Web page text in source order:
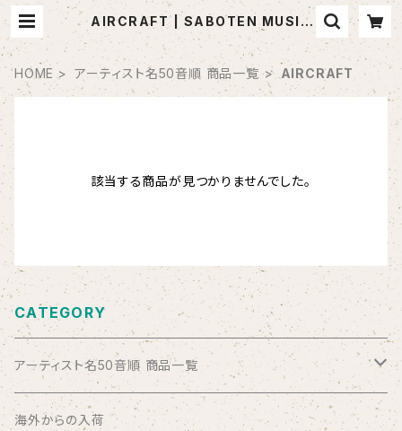
AIRCRAFT | SABOTEN MUSIC
(セレクトCDショップ)
HOME アーティスト名50音順 商品一覧 AIRCRAFT
該当する商品が見つかりませんでした。
CATEGORY
アーティスト名50音順 商品一覧
ABSOLUTE LOSERS
海外からの入荷